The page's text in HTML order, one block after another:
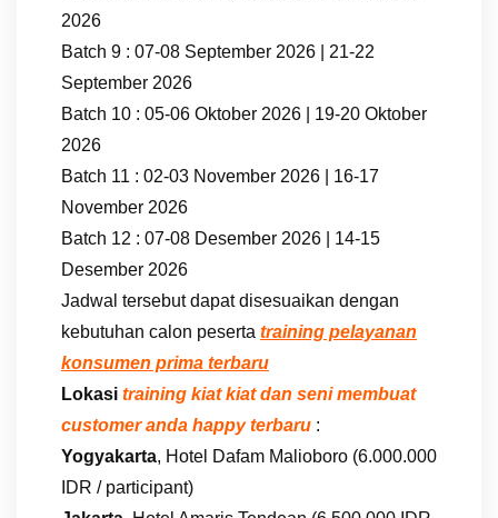
2026
Batch 9 : 07-08 September 2026 | 21-22
September 2026
Batch 10 : 05-06 Oktober 2026 | 19-20 Oktober
2026
Batch 11 : 02-03 November 2026 | 16-17
November 2026
Batch 12 : 07-08 Desember 2026 | 14-15
Desember 2026
Jadwal tersebut dapat disesuaikan dengan
kebutuhan calon peserta training pelayanan
konsumen prima terbaru
Lokasi training kiat kiat dan seni membuat
customer anda happy terbaru :
Yogyakarta, Hotel Dafam Malioboro (6.000.000
IDR / participant)